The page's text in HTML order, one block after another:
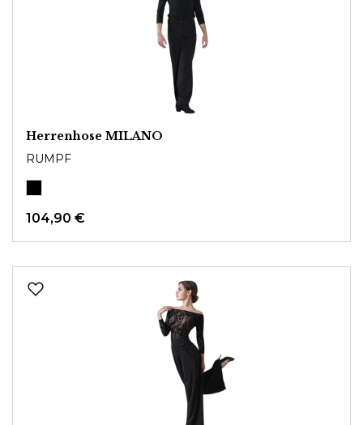
Herrenhose MILANO
RUMPF
104,90 €